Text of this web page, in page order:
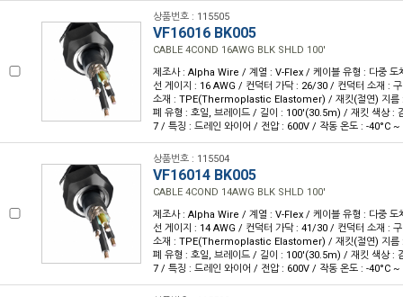
상품번호 : 115505
VF16016 BK005
CABLE 4COND 16AWG BLK SHLD 100'
제조사 : Alpha Wire / 계열 : V-Flex / 케이블 유형 : 다중 도
선 게이지 : 16 AWG / 컨덕터 가닥 : 26/30 / 컨덕터 소재 :
소재 : TPE(Thermoplastic Elastomer) / 재킷(절연) 지
폐 유형 : 호일, 브레이드 / 길이 : 100'(30.5m) / 재킷 색상 :
7 / 특징 : 드레인 와이어 / 전압 : 600V / 작동 온도 : -40°C ~
상품번호 : 115504
VF16014 BK005
CABLE 4COND 14AWG BLK SHLD 100'
제조사 : Alpha Wire / 계열 : V-Flex / 케이블 유형 : 다중 도
선 게이지 : 14 AWG / 컨덕터 가닥 : 41/30 / 컨덕터 소재 :
소재 : TPE(Thermoplastic Elastomer) / 재킷(절연) 지
폐 유형 : 호일, 브레이드 / 길이 : 100'(30.5m) / 재킷 색상 :
7 / 특징 : 드레인 와이어 / 전압 : 600V / 작동 온도 : -40°C ~